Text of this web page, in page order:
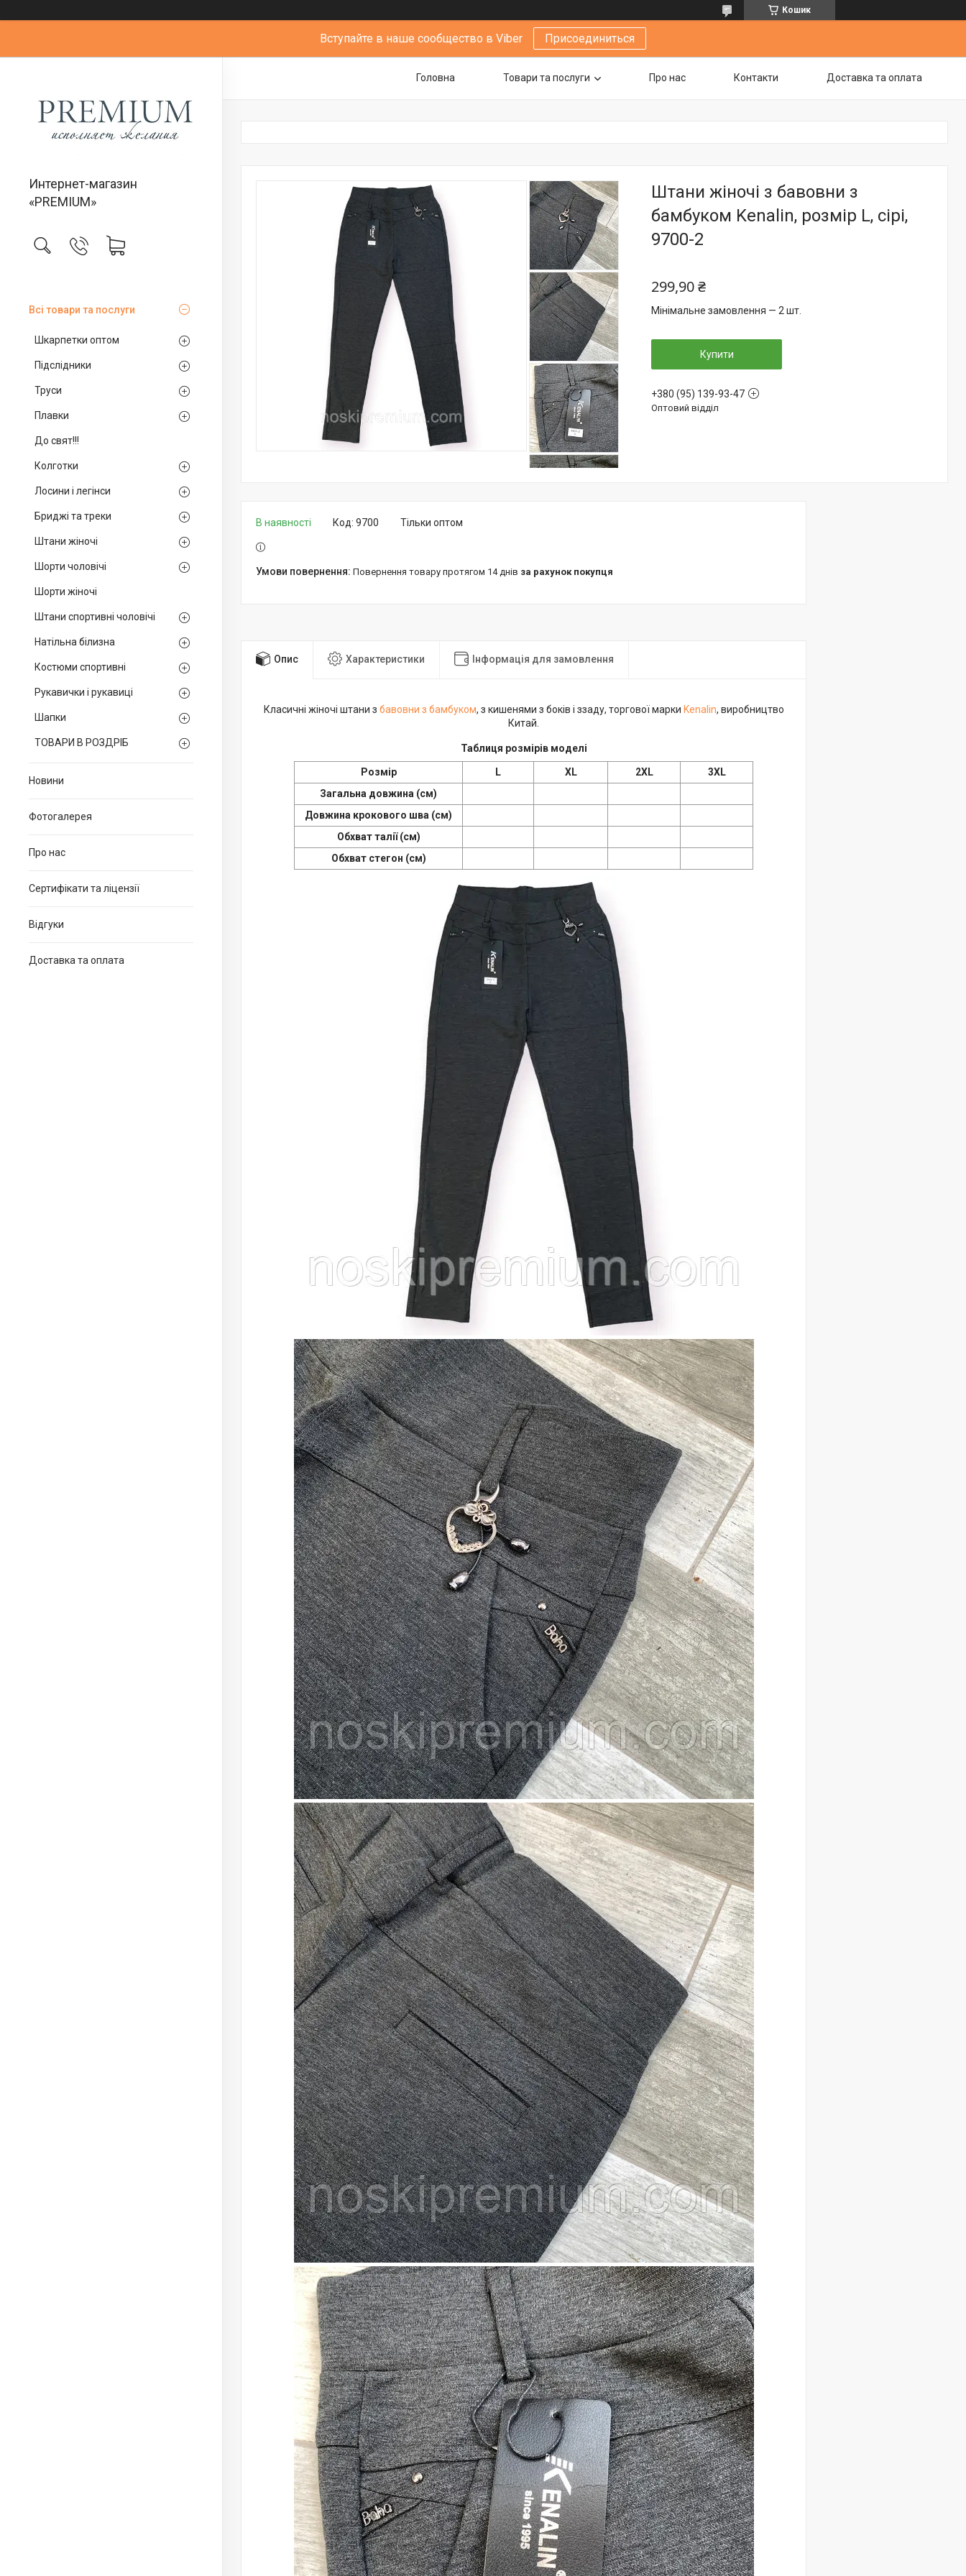
Кошик
Вступайте в наше сообщество в Viber Присоединиться
Интернет-магазин
«PREMIUM»
Всі товари та послуги
Шкарпетки оптом
Підслідники
Труси
Плавки
До свят!!!
Колготки
Лосини і легінси
Бриджі та треки
Штани жіночі
Шорти чоловічі
Шорти жіночі
Штани спортивні чоловічі
Натільна білизна
Костюми спортивні
Рукавички і рукавиці
Шапки
ТОВАРИ В РОЗДРІБ
Новини
Фотогалерея
Про нас
Сертифікати та ліцензії
Відгуки
Доставка та оплата
Головна Товари та послуги Про нас Контакти Доставка та оплата
Штани жіночі з бавовни з
бамбуком Kenalin, розмір L, сірі,
9700-2
299,90 ₴
Мінімальне замовлення — 2 шт.
Купити
+380 (95) 139-93-47
Оптовий відділ
В наявності Тільки оптом
Код: 9700
повернення товару протягом 14 днів за рахунок покупця
Опис Характеристики Інформація для замовлення
Класичні жіночі штани з бавовни з бамбуком, з кишенями з боків і ззаду, торгової марки Kenalin, виробництво
Китай.
Таблиця розмірів моделі
Розмір L XL 2XL
3XL
Загальна довжина (см)
Довжина крокового шва (см)
Обхват талії (см)
Обхват стегон (см)